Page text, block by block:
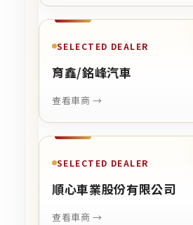
SELECTED DEALER
育鑫/銘峰汽車
查看車商 →
SELECTED DEALER
順心車業股份有限公司
查看車商 →